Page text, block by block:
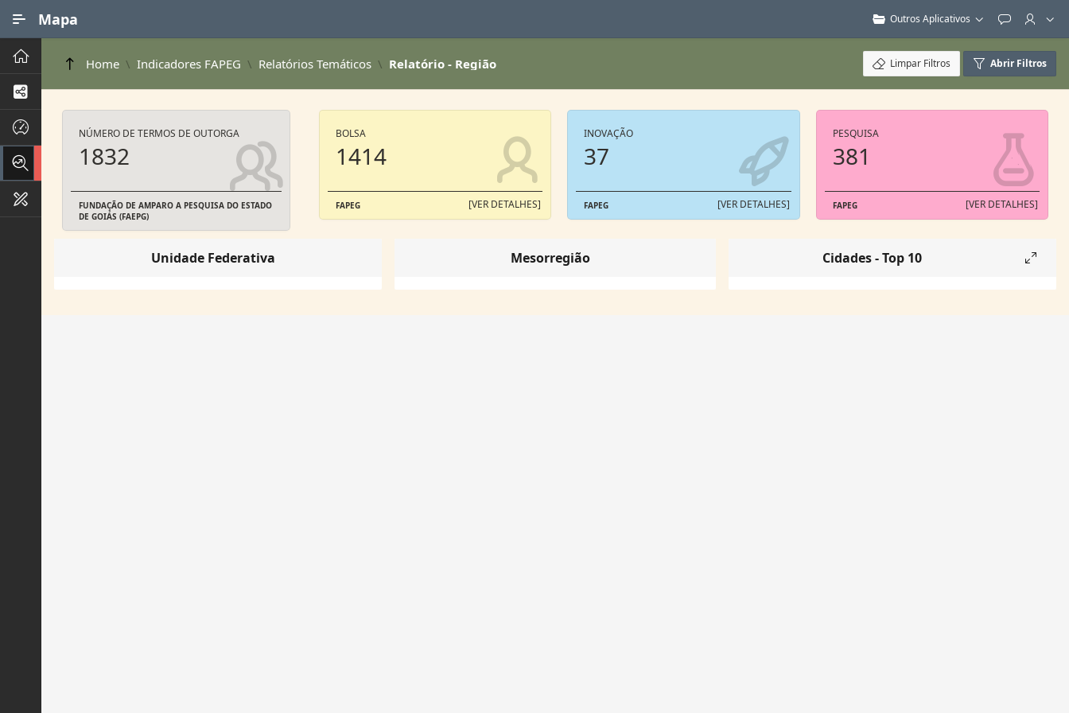
Mapa Outros Aplicativos Feedback
Processos de Negócios
Home Indicadores FAPEG Relatórios Temáticos Relatório - Região Limpar Filtros Abrir Filtros
NÚMERO DE TERMOS DE OUTORGA
1832
FUNDAÇÃO DE AMPARO A PESQUISA DO ESTADO
DE GOIÁS (FAEPG)
BOLSA
1414
FAPEG [VER DETALHES]
INOVAÇÃO
37
FAPEG [VER DETALHES]
PESQUISA
381
FAPEG [VER DETALHES]
Unidade Federativa Mesorregião Cidades - Top 10